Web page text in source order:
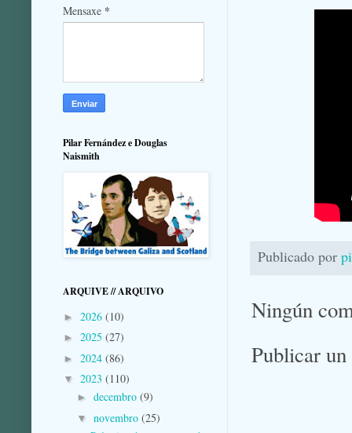
Publicado por
Ningún
Publicar
Mensaxe *
Pilar Fernández e Douglas
Naismith
ARQUIVE // ARQUIVO
► 2026 (10)
► 2025 (27)
► 2024 (86)
▼ 2023 (110)
► decembro (9)
▼ novembro (25)